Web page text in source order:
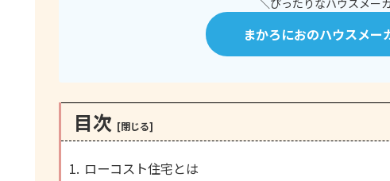
＼ぴったりなハウスメー
まかろにおのハウスメ
目次
ローコスト住宅とは